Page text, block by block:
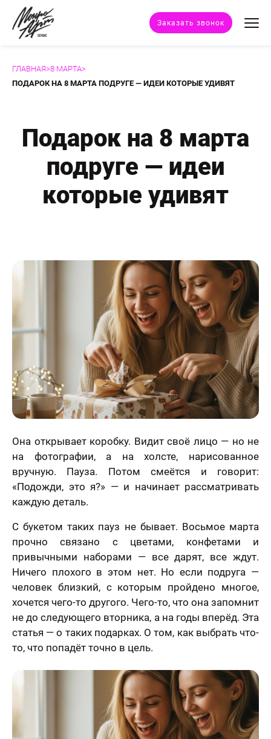
Заказать звонок
Дополнительные услуги
ГЛАВНАЯ>8 МАРТА>
ПОДАРОК НА 8 МАРТА ПОДРУГЕ — ИДЕИ КОТОРЫЕ УДИВЯТ
Подарок на 8 марта
подруге — идеи
которые удивят
Она открывает коробку. Видит своё лицо — но не
на фотографии, а на холсте, нарисованное
вручную. Пауза. Потом смеётся и говорит:
«Подожди, это я?» — и начинает рассматривать
каждую деталь.
С букетом таких пауз не бывает. Восьмое марта
прочно связано с цветами, конфетами и
привычными наборами — все дарят, все ждут.
Ничего плохого в этом нет. Но если подруга —
человек близкий, с которым пройдено многое,
хочется чего-то другого. Чего-то, что она запомнит
не до следующего вторника, а на годы вперёд. Эта
статья — о таких подарках. О том, как выбрать что-
то, что попадёт точно в цель.